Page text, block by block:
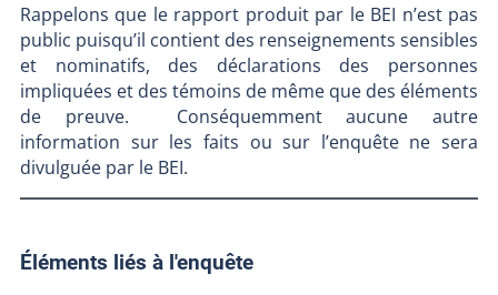
Rappelons que le rapport produit par le BEI n’est pas
public puisqu’il contient des renseignements sensibles
et nominatifs, des déclarations des personnes
impliquées et des témoins de même que des éléments
de preuve. Conséquemment aucune autre
information sur les faits ou sur l’enquête ne sera
divulguée par le BEI.
Éléments liés à l'enquête